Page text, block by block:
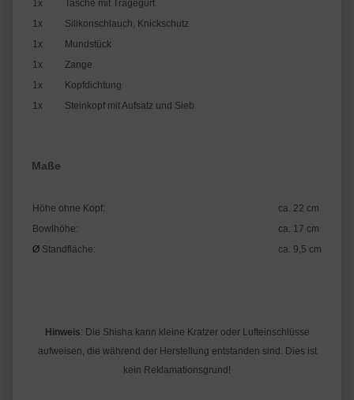
1x
Tasche mit Tragegurt
1x
Silikonschlauch, Knickschutz
1x
Mundstück
1x
Zange
1x
Kopfdichtung
1x
Steinkopf mit Aufsatz und Sieb
Maße
Höhe ohne Kopf:
ca. 22 cm
Bowlhöhe:
ca. 17 cm
Ø Standfläche: ca. 9,5 cm
Hinweis: Die Shisha kann kleine Kratzer oder Lufteinschlüsse
aufweisen, die während der Herstellung entstanden sind. Dies ist
kein Reklamationsgrund!